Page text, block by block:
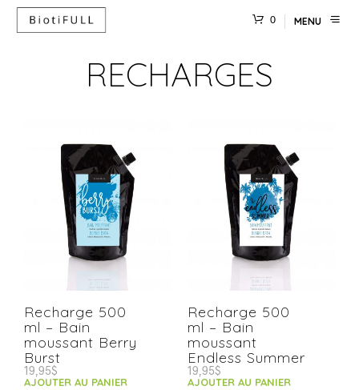
0 MENU
RECHARGES
Recharge 500
ml – Bain
moussant Berry
Burst
19,95$
AJOUTER AU PANIER
Recharge 500
ml – Bain
moussant
Endless Summer
19,95$
AJOUTER AU PANIER